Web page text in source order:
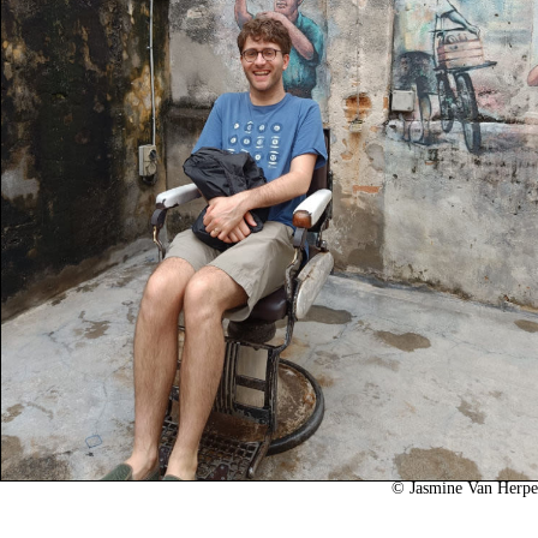
©Jasmine Van Herpe